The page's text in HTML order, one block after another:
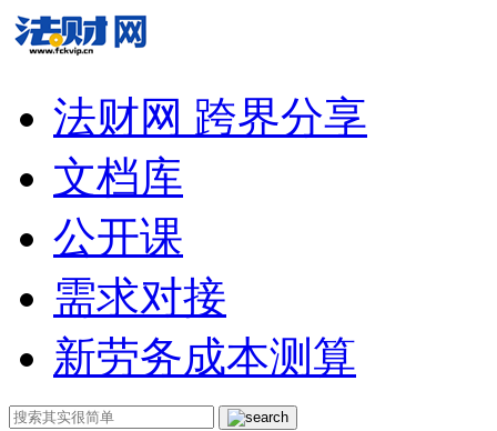
法财网 跨界分享
文档库
公开课
需求对接
新劳务成本测算